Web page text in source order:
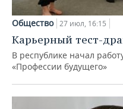
Общество 27 июл, 16:15
Карьерный тест-
В республике начал
«Профессии будущего»